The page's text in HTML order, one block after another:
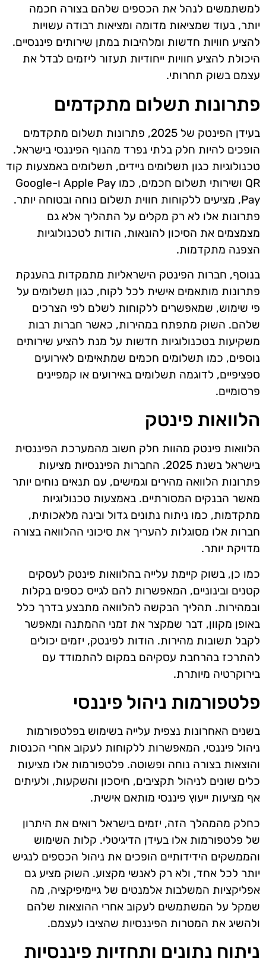
למשתמשים לנהל את הכספים שלהם בצורה חכמה
יותר, בעוד שמציאות מדומה ומציאות רבודה עשויות
להציע חוויות חדשות ומלהיבות במתן שירותים פיננסיים.
היכולת להציע חוויות ייחודיות תעזור ליזמים לבדל את
עצמם בשוק תחרותי.
פתרונות תשלום מתקדמים
בעידן הפינטק של 2025, פתרונות תשלום מתקדמים
הופכים להיות חלק בלתי נפרד מהנוף הפיננסי בישראל.
טכנולוגיות כגון תשלומים ניידים, תשלומים באמצעות קוד
QR ושירותי תשלום חכמים, כמו Apple Pay ו-Google
Pay, מציעים ללקוחות חווית תשלום נוחה ובטוחה יותר.
פתרונות אלו לא רק מקלים על התהליך אלא גם
מצמצמים את הסיכון להונאות, הודות לטכנולוגיות
הצפנה מתקדמות.
בנוסף, חברות הפינטק הישראליות מתמקדות בהענקת
פתרונות מותאמים אישית לכל לקוח, כגון תשלומים על
פי שימוש, שמאפשרים ללקוחות לשלם לפי הצרכים
שלהם. השוק מתפתח במהירות, כאשר חברות רבות
משקיעות בטכנולוגיות חדשות על מנת להציע שירותים
נוספים, כמו תשלומים חכמים שמתאימים לאירועים
ספציפיים, לדוגמה תשלומים באירועים או קמפיינים
פרסומיים.
הלוואות פינטק
הלוואות פינטק מהוות חלק חשוב מהמערכת הפיננסית
בישראל בשנת 2025. החברות הפיננסיות מציעות
פתרונות הלוואה מהירים וגמישים, עם תנאים נוחים יותר
מאשר הבנקים המסורתיים. באמצעות טכנולוגיות
מתקדמות, כמו ניתוח נתונים גדול ובינה מלאכותית,
חברות אלו מסוגלות להעריך את סיכוני ההלוואה בצורה
מדויקת יותר.
כמו כן, בשוק קיימת עלייה בהלוואות פינטק לעסקים
קטנים ובינוניים, המאפשרות להם לגייס כספים בקלות
ובמהירות. תהליך הבקשה להלוואה מתבצע בדרך כלל
באופן מקוון, דבר שמקצר את זמני ההמתנה ומאפשר
לקבל תשובות מהירות. הודות לפינטק, יזמים יכולים
להתרכז בהרחבת עסקיהם במקום להתמודד עם
בירוקרטיה מיותרת.
פלטפורמות ניהול פיננסי
בשנים האחרונות נצפית עלייה בשימוש בפלטפורמות
ניהול פיננסי, המאפשרות ללקוחות לעקוב אחרי הכנסות
והוצאות בצורה נוחה ופשוטה. פלטפורמות אלו מציעות
כלים שונים לניהול תקציבים, חיסכון והשקעות, ולעיתים
אף מציעות ייעוץ פיננסי מותאם אישית.
כחלק מהמהלך הזה, יזמים בישראל רואים את היתרון
של פלטפורמות אלו בעידן הדיגיטלי. קלות השימוש
והממשקים הידידותיים הופכים את ניהול הכספים לנגיש
יותר לכל אחד, ולא רק לאנשי מקצוע. השוק מציע גם
אפליקציות המשלבות אלמנטים של גיימיפיקציה, מה
שמקל על המשתמשים לעקוב אחרי ההוצאות שלהם
ולהשיג את המטרות הפיננסיות שהציבו לעצמם.
ניתוח נתונים ותחזיות פיננסיות